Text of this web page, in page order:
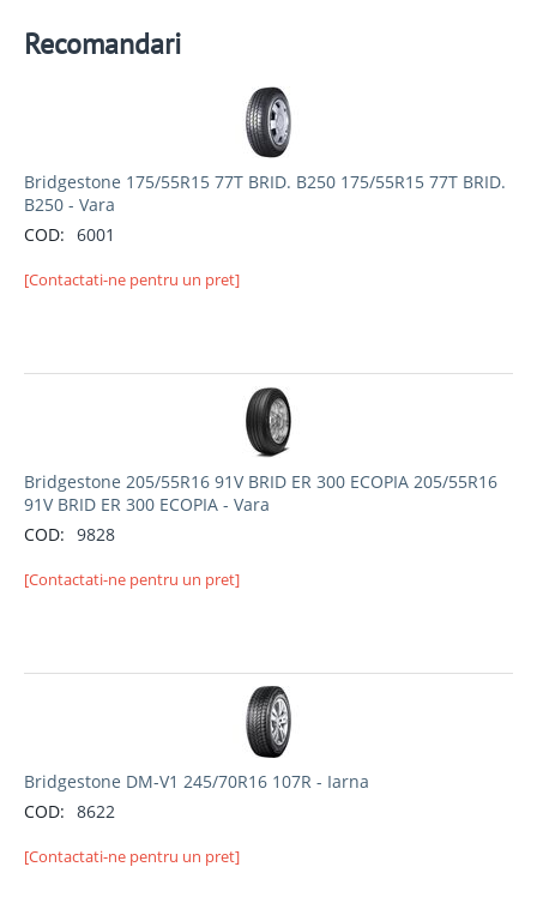
Recomandari
Bridgestone 175/55R15 77T BRID. B250 175/55R15 77T BRID.
B250 - Vara
COD: 6001
[Contactati-ne pentru un pret]
Bridgestone 205/55R16 91V BRID ER 300 ECOPIA 205/55R16
91V BRID ER 300 ECOPIA - Vara
COD: 9828
[Contactati-ne pentru un pret]
Bridgestone DM-V1 245/70R16 107R - Iarna
COD: 8622
[Contactati-ne pentru un pret]